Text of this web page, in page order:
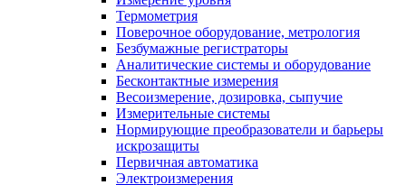
Термометрия
Поверочное оборудование, метрология
Безбумажные регистраторы
Аналитические системы и оборудование
Бесконтактные измерения
Весоизмерение, дозировка, сыпучие
Измерительные системы
Нормирующие преобразователи и барьеры
искрозащиты
Первичная автоматика
Электроизмерения